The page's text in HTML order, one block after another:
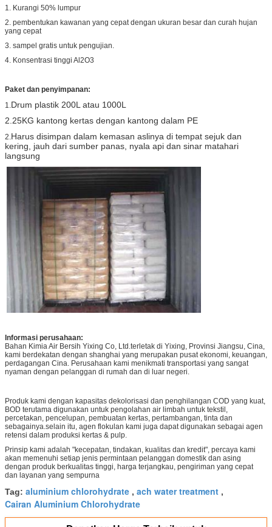
1. Kurangi 50% lumpur
2. pembentukan kawanan yang cepat dengan ukuran besar dan curah hujan
yang cepat
3. sampel gratis untuk pengujian.
4. Konsentrasi tinggi Al2O3
Paket dan penyimpanan:
1.Drum plastik 200L atau 1000L
2.25KG kantong kertas dengan kantong dalam PE
2.Harus disimpan dalam kemasan aslinya di tempat sejuk dan
kering, jauh dari sumber panas, nyala api dan sinar matahari
langsung
Informasi perusahaan:
Bahan Kimia Air Bersih Yixing Co, Ltd.terletak di Yixing, Provinsi Jiangsu, Cina,
kami berdekatan dengan shanghai yang merupakan pusat ekonomi, keuangan,
perdagangan Cina. Perusahaan kami menikmati transportasi yang sangat
nyaman dengan pelanggan di rumah dan di luar negeri.
Produk kami dengan kapasitas dekolorisasi dan penghilangan COD yang kuat,
BOD terutama digunakan untuk pengolahan air limbah untuk tekstil,
percetakan, pencelupan, pembuatan kertas, pertambangan, tinta dan
sebagainya.selain itu, agen flokulan kami juga dapat digunakan sebagai agen
retensi dalam produksi kertas & pulp.
Prinsip kami adalah "kecepatan, tindakan, kualitas dan kredit", percaya kami
akan memenuhi setiap jenis permintaan pelanggan domestik dan asing
dengan produk berkualitas tinggi, harga terjangkau, pengiriman yang cepat
dan layanan yang sempurna
Tag: aluminium chlorohydrate , ach water treatment ,
Cairan Aluminium Chlorohydrate